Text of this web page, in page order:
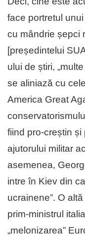
face portretul unui
cu mândrie șepci
[președintelui
ului de știri,
se aliniază cu
America Great
fiind pro-creștin și
ajutorului militar
asemenea,
intre în Kiev din
ucrainene”. O
prim-ministrul
„melonizarea”